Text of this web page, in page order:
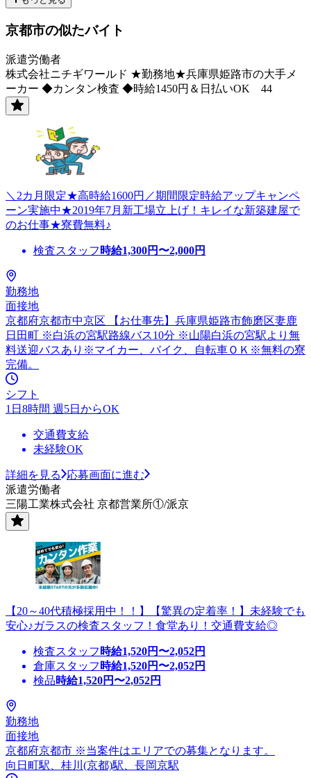
京都市の似たバイト
派遣労働者
株式会社ニチギワールド ★勤務地★兵庫県姫路市の大手メ
ーカー ◆カンタン検査 ◆時給1450円＆日払いOK 44
＼2カ月限定★高時給1600円／期間限定時給アップキャンペ
ーン実施中★2019年7月新工場立上げ！キレイな新築建屋で
のお仕事★寮費無料♪
検査スタッフ 時給1,300円〜2,000円
勤務地
面接地
京都府京都市中京区 【お仕事先】兵庫県姫路市飾磨区妻鹿
日田町 ※白浜の宮駅路線バス10分 ※山陽白浜の宮駅より無
料送迎バスあり※マイカー、バイク、自転車ＯＫ※無料の寮
完備。
シフト
1日8時間 週5日からOK
交通費支給
未経験OK
詳細を見る
応募画面に進む
派遣労働者
三陽工業株式会社 京都営業所①/派京
【20～40代積極採用中！！】【驚異の定着率！】未経験でも
安心♪ガラスの検査スタッフ！食堂あり！交通費支給◎
検査スタッフ 時給1,520円〜2,052円
倉庫スタッフ 時給1,520円〜2,052円
検品時給1,520円〜2,052円
勤務地
面接地
京都府京都市 ※当案件はエリアでの募集となります。
向日町駅、桂川(京都)駅、長岡京駅